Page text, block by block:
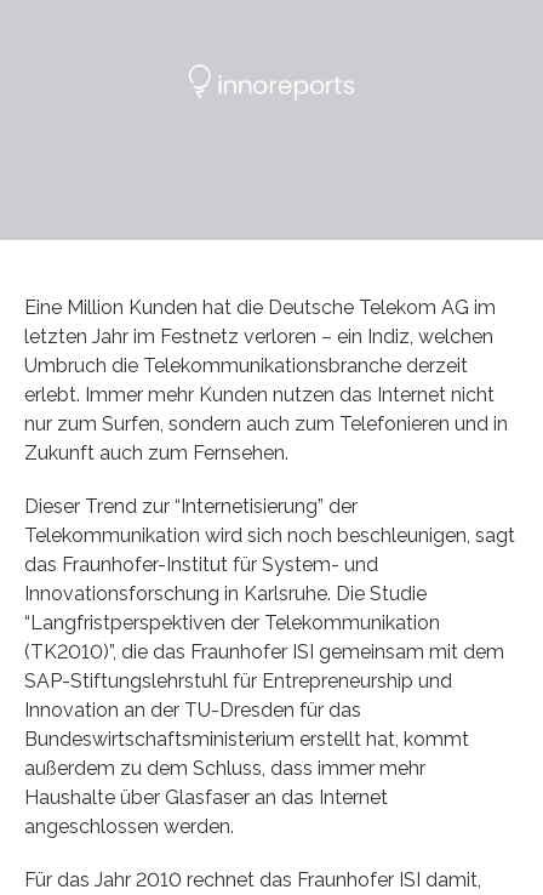
Eine Million Kunden hat die Deutsche Telekom AG im
letzten Jahr im Festnetz verloren – ein Indiz, welchen
Umbruch die Telekommunikationsbranche derzeit
erlebt. Immer mehr Kunden nutzen das Internet nicht
nur zum Surfen, sondern auch zum Telefonieren und in
Zukunft auch zum Fernsehen.
Dieser Trend zur “Internetisierung” der
Telekommunikation wird sich noch beschleunigen, sagt
das Fraunhofer-Institut für System- und
Innovationsforschung in Karlsruhe. Die Studie
“Langfristperspektiven der Telekommunikation
(TK2010)”, die das Fraunhofer ISI gemeinsam mit dem
SAP-Stiftungslehrstuhl für Entrepreneurship und
Innovation an der TU-Dresden für das
Bundeswirtschaftsministerium erstellt hat, kommt
außerdem zu dem Schluss, dass immer mehr
Haushalte über Glasfaser an das Internet
angeschlossen werden.
Für das Jahr 2010 rechnet das Fraunhofer ISI damit,